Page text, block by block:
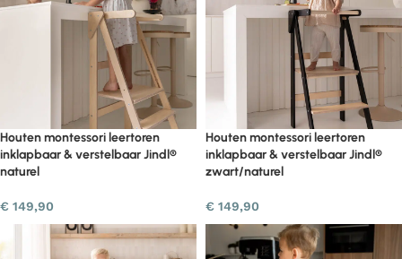
Houten montessori leertoren
inklapbaar & verstelbaar Jindl®
naturel
€ 149,90
Houten montessori leertoren
inklapbaar & verstelbaar Jindl®
zwart/naturel
€ 149,90